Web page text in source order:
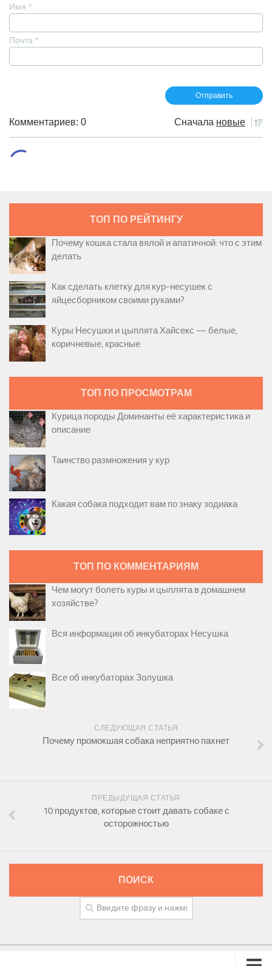
Имя *
Почта *
Комментариев: 0 Сначала новые
ТОП ПО РЕЙТИНГУ
Почему кошка стала вялой и апатичной: что с этим
делать
Как сделать клетку для кур-несушек с
яйцесборником своими руками?
Куры Несушки и цыплята Хайсекс — белые,
коричневые, красные
ТОП ПО ПРОСМОТРАМ
Курица породы Доминанты её характеристика и
описание
Таинство размножения у кур
Какая собака подходит вам по знаку зодиака
ТОП ПО КОММЕНТАРИЯМ
Чем могут болеть куры и цыплята в домашнем
хозяйстве?
Вся информация об инкубаторах Несушка
Все об инкубаторах Золушка
СЛЕДУЮЩАЯ СТАТЬЯ
Почему промокшая собака неприятно пахнет
ПРЕДЫДУЩАЯ СТАТЬЯ
10 продуктов, которые стоит давать собаке с
осторожностью
ПОИСК